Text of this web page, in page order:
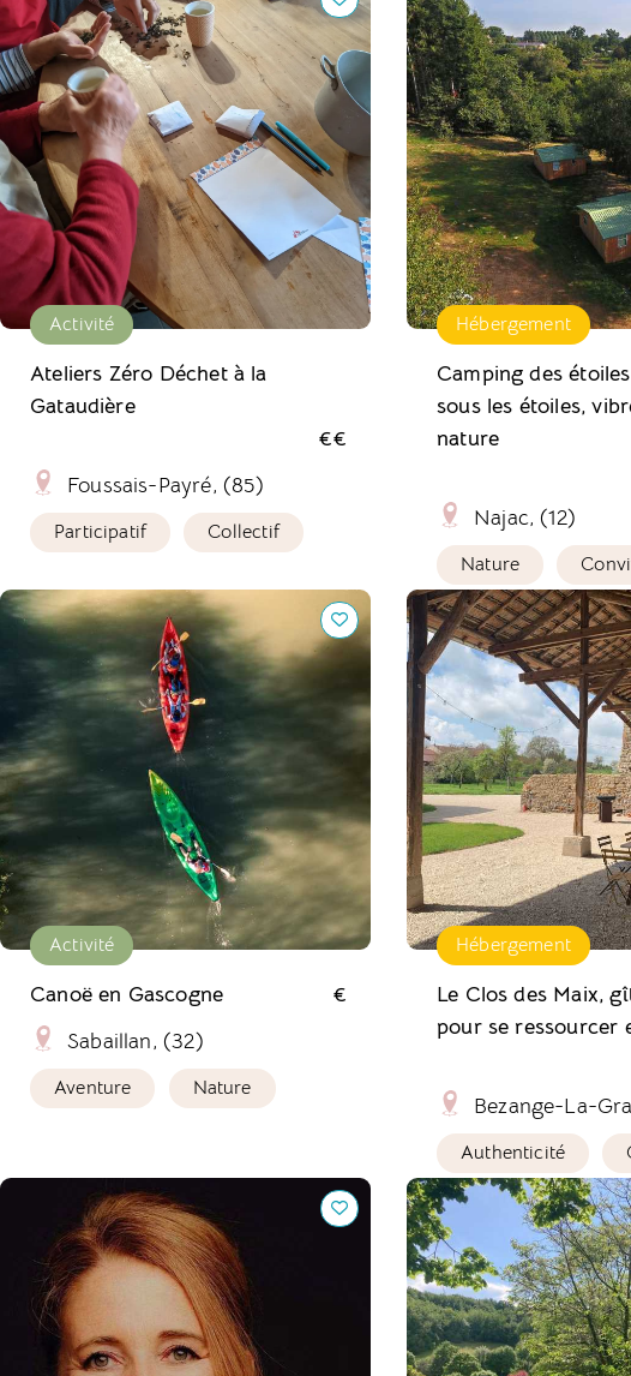
Activité
Ateliers Zéro Déchet à la
Gataudière
€€
Foussais-Payré, (85)
Participatif Collectif
Hébergement
Camping des
sous les étoiles,
nature
Najac, (12)
Nature
étoiles, vibrer avec la
Activité
Canoë en Gascogne
€
Sabaillan, (32)
Aventure Nature
Canoë en Gascogne
Hébergement
Le Clos des Maix,
pour se ressourcer
Bezange-La-
Authenticité
Le Clos des Maix, gîte
se ressourcer en
Bien-être : Retraite, Coaching, Voyage
Domaine sainte
cabanne